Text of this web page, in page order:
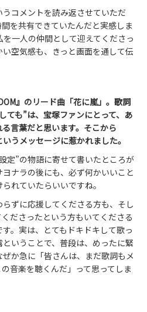
コメントを読み返させていただ
を共有できていたんだと実感しま
一人の仲間として迎えてくださっ
空気感も、きっと画面を通して伝
』のリード曲「花に嵐」。歌詞
ても”は、宝塚ファンにとって、 あ
言葉だと思います。 そこから
う メッセージに惹かれました。
定”の物語に寄せて書いたところが
ナラの後にも、必ず何かいいこと
れていたらいいですね。
ずに応援してくださる方も、そし
ださったという方もいてくださる
。実は、とてもドキドキして歌っ
いうことで、普段は、めったに緊
か急に「皆さんは、まだ歌詞もメ
音楽を聴くんだ」って思ってしま